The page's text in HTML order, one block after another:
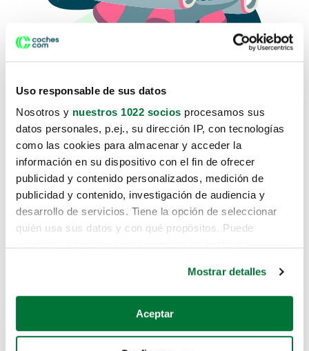
Uso responsable de sus datos
Nosotros y nuestros 1022 socios procesamos sus
datos personales, p.ej., su dirección IP, con tecnologías
como las cookies para almacenar y acceder la
información en su dispositivo con el fin de ofrecer
publicidad y contenido personalizados, medición de
publicidad y contenido, investigación de audiencia y
desarrollo de servicios. Tiene la opción de seleccionar
quién usa sus datos y con qué propósitos. Puede
Si lo permite, también quisiéramos:
Recopilar información sobre su ubicación geográfica
Mostrar detalles
Aceptar
Lo sentimos, no sabemos como
te hemos traido hasta aquí.
Pero puedes encontrar el coche que estás
buscando en alguno de estos enlaces:
Coches de segunda mano
Coches de km0